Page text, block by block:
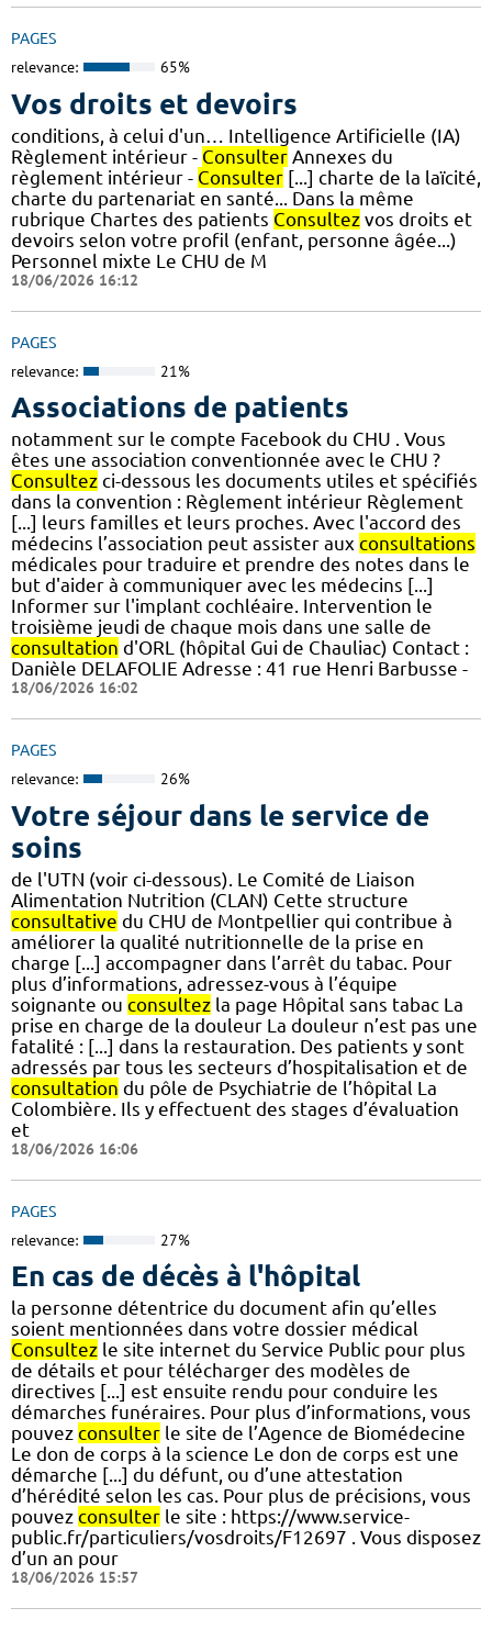
PAGES
relevance: 65%
Vos droits et devoirs
conditions, à celui d'un… Intelligence Artificielle (IA)
Règlement intérieur - Consulter Annexes du
règlement intérieur - Consulter [...] charte de la laïcité,
charte du partenariat en santé... Dans la même
rubrique Chartes des patients Consultez vos droits et
devoirs selon votre profil (enfant, personne âgée...)
Personnel mixte Le CHU de M
18/06/2026 16:12
PAGES
relevance: 21%
Associations de patients
notamment sur le compte Facebook du CHU . Vous
êtes une association conventionnée avec le CHU ?
Consultez ci-dessous les documents utiles et spécifiés
dans la convention : Règlement intérieur Règlement
[...] leurs familles et leurs proches. Avec l'accord des
médecins l’association peut assister aux consultations
médicales pour traduire et prendre des notes dans le
but d'aider à communiquer avec les médecins [...]
Informer sur l'implant cochléaire. Intervention le
troisième jeudi de chaque mois dans une salle de
consultation d'ORL (hôpital Gui de Chauliac) Contact :
Danièle DELAFOLIE Adresse : 41 rue Henri Barbusse -
18/06/2026 16:02
PAGES
relevance: 26%
Votre séjour dans le service de
soins
de l'UTN (voir ci-dessous). Le Comité de Liaison
Alimentation Nutrition (CLAN) Cette structure
consultative du CHU de Montpellier qui contribue à
améliorer la qualité nutritionnelle de la prise en
charge [...] accompagner dans l’arrêt du tabac. Pour
plus d’informations, adressez-vous à l’équipe
soignante ou consultez la page Hôpital sans tabac La
prise en charge de la douleur La douleur n’est pas une
fatalité : [...] dans la restauration. Des patients y sont
adressés par tous les secteurs d’hospitalisation et de
consultation du pôle de Psychiatrie de l’hôpital La
Colombière. Ils y effectuent des stages d’évaluation
et
18/06/2026 16:06
PAGES
relevance: 27%
En cas de décès à l'hôpital
la personne détentrice du document afin qu’elles
soient mentionnées dans votre dossier médical
Consultez le site internet du Service Public pour plus
de détails et pour télécharger des modèles de
directives [...] est ensuite rendu pour conduire les
démarches funéraires. Pour plus d’informations, vous
pouvez consulter le site de l’Agence de Biomédecine
Le don de corps à la science Le don de corps est une
démarche [...] du défunt, ou d’une attestation
d’hérédité selon les cas. Pour plus de précisions, vous
pouvez consulter le site : https://www.service-
public.fr/particuliers/vosdroits/F12697 . Vous disposez
d’un an pour
18/06/2026 15:57